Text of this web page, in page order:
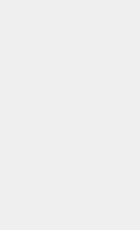
ile
İmzaladı
Sanayii
Askerî
yönelik
sözleşme